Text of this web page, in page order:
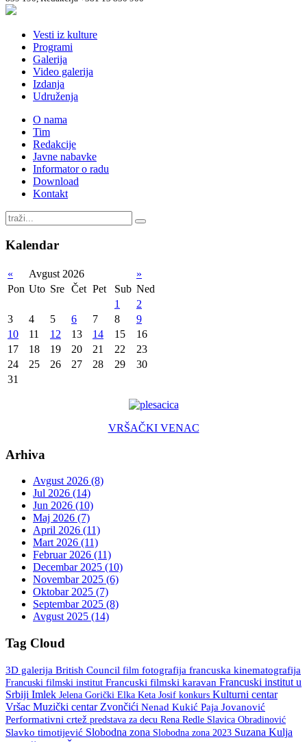
Vesti iz kulture
Programi
Galerija
Video galerija
Izdanja
Udruženja
O nama
Tim
Redakcije
Javne nabavke
Informator o radu
Download
Kontakt
Kalendar
« Avgust 2026
»
Pon Uto Sre Čet Pet Sub Ned
1
2
3
4 5 6 7 8
9
10
11 12 13 14 15
16
17
18 19 20 21 22
23
24
25 26 27 28 29
30
31
VRŠAČKI VENAC
Arhiva
Avgust 2026 (8)
Jul 2026 (14)
Jun 2026 (10)
Maj 2026 (7)
April 2026 (11)
Mart 2026 (11)
Februar 2026 (11)
Decembar 2025 (10)
Novembar 2025 (6)
Oktobar 2025 (7)
Septembar 2025 (8)
Avgust 2025 (14)
Tag Cloud
3D galerija British Council film fotografija francuska kinematografija
Francuski filmski institut Francuski filmski karavan Francuski institut u
Srbiji Imlek Jelena Gorički Elka Keta Josif konkurs Kulturni centar
Vršac Muzički centar Zvončići Nenad Kukić Paja Jovanović
Performativni crtež predstava za decu Rena Redle Slavica Obradinović
Slavko timotijević Slobodna zona Slobodna zona 2023 Suzana Kulja